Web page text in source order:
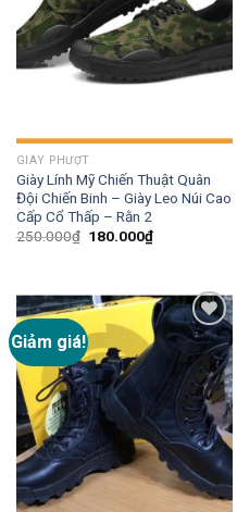
GIÀY PHƯỢT
Giày Lính Mỹ Chiến Thuật Quân
Đội Chiến Binh – Giày Leo Núi Cao
Cấp Cổ Thấp – Rằn 2
250.000₫ 180.000₫
Giảm giá!
Add to
wishlist